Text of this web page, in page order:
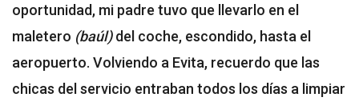
oportunidad, mi padre tuvo que llevarlo en el
maletero (baúl)del coche, escondido, hasta el
aeropuerto. Volviendo a Evita, recuerdo que las
chicas del servicio entraban todos los días a limpiar